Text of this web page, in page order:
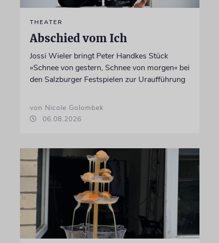
THEATER
Abschied vom Ich
Jossi Wieler bringt Peter Handkes Stück
»Schnee von gestern, Schnee von morgen« bei
den Salzburger Festspielen zur Uraufführung
von Nicole Golombek
06.08.2026